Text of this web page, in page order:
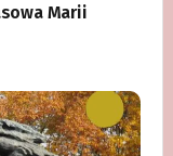
Marii